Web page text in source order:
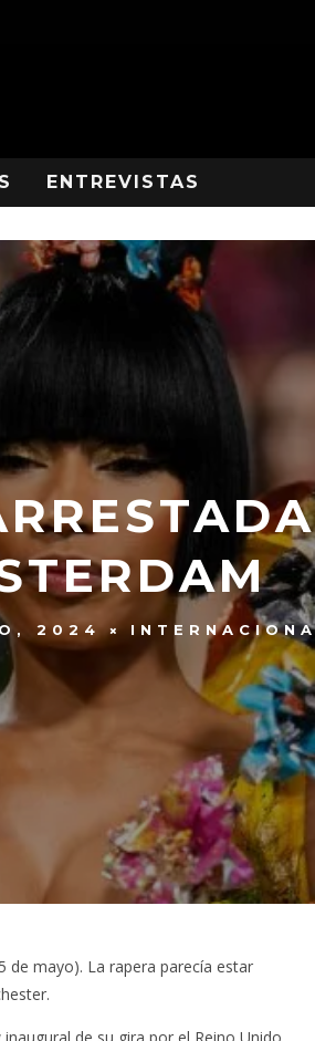
ENTREVISTAS
2024
de mayo). La rapera parecía estar